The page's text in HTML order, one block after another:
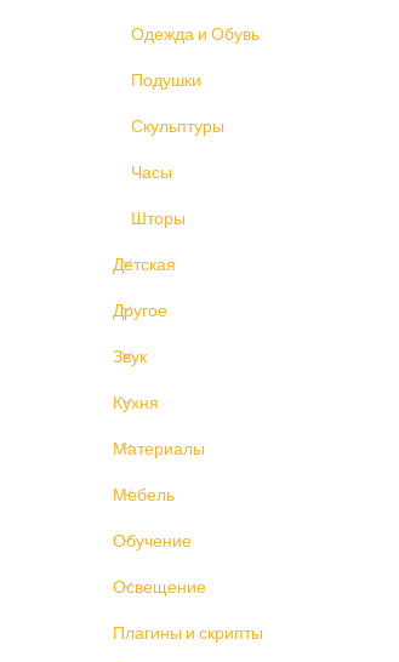
Одежда и Обувь
Подушки
Скульптуры
Часы
Шторы
Детская
Другое
Звук
Кухня
Материалы
Мебель
Обучение
Освещение
Плагины и скрипты